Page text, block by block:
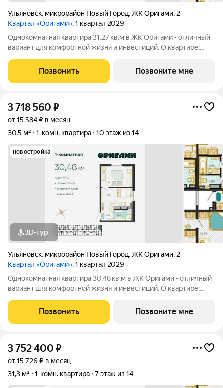
Ульяновск, микрорайон Новый Город,ЖК Оригами, 2
Квартал «Оригами», 1 квартал 2029
Однокомнатная квартира 31,27 кв.м в ЖК Оригами - отличный
вариант для комфортной жизни и инвестиций. О квартире:
естественная освещенность базовая отделка: стяжка пола,
установлены счетчики
Позвонить Позвоните мне
3 718 560 ₽
от 15 584 ₽ в месяц
30,5 м²
1-комн. квартира 10 этаж из 14
новостройка
3D-тур
Ульяновск, микрорайон Новый Город,ЖК Оригами, 2
Квартал «Оригами», 1 квартал 2029
Однокомнатная квартира 30,48 кв.м в ЖК Оригами - отличный
вариант для комфортной жизни и инвестиций. О квартире:
естественная освещенность базовая отделка: стяжка пола,
установлены счетчики
Позвонить Позвоните мне
3 752 400 ₽
от 15 726 ₽ в месяц
31,3 м²
1-комн. квартира 7 этаж из 14